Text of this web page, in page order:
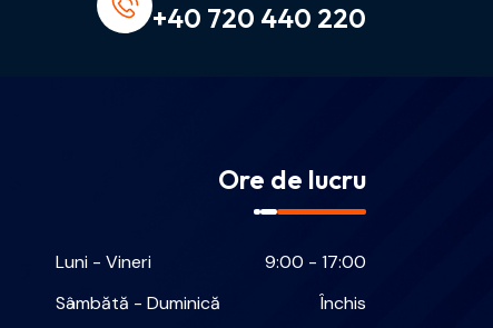
+40 720 440 220
Ore de lucru
Luni - Vineri
9:00 - 17:00
Sâmbătă - Duminică
Închis